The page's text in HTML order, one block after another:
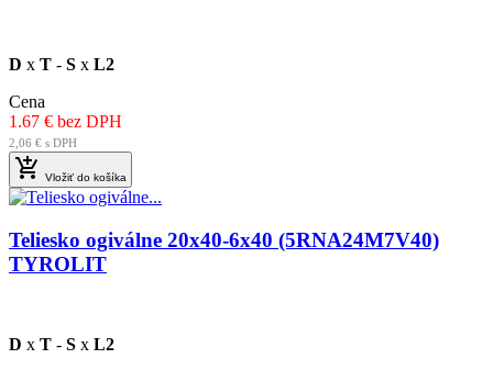
D x T - S x L2
Cena
1.67 € bez DPH
2,06 € s DPH
 Vložiť do košíka
Teliesko ogiválne 20x40-6x40 (5RNA24M7V40)
TYROLIT
D x T - S x L2